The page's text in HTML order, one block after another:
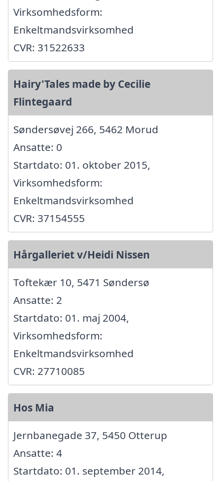
Virksomhedsform:
Enkeltmandsvirksomhed
CVR: 31522633
Hairy'Tales made by Cecilie
Flintegaard
Søndersøvej 266, 5462 Morud
Ansatte: 0
Startdato: 01. oktober 2015,
Virksomhedsform:
Enkeltmandsvirksomhed
CVR: 37154555
Hårgalleriet v/Heidi Nissen
Toftekær 10, 5471 Søndersø
Ansatte: 2
Startdato: 01. maj 2004,
Virksomhedsform:
Enkeltmandsvirksomhed
CVR: 27710085
Hos Mia
Jernbanegade 37, 5450 Otterup
Ansatte: 4
Startdato: 01. september 2014,